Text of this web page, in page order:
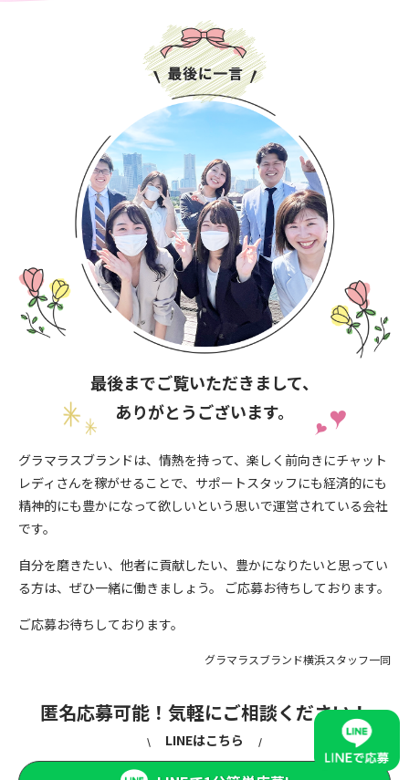
最後までご覧いただきまして、
ありがとうございます。
グラマラスブランドは、情熱を持って、楽しく前向きにチャット
レディさんを稼がせることで、サポートスタッフにも経済的にも
精神的にも豊かになって欲しいという思いで運営されている会社
です。
自分を磨きたい、他者に貢献したい、豊かになりたいと思ってい
る方は、ぜひ一緒に働きましょう。 ご応募お待ちしております。
ご応募お待ちしております。
グラマラスブランド横浜スタッフ一同
匿名応募可能！気軽にご相談ください！
LINEはこちら